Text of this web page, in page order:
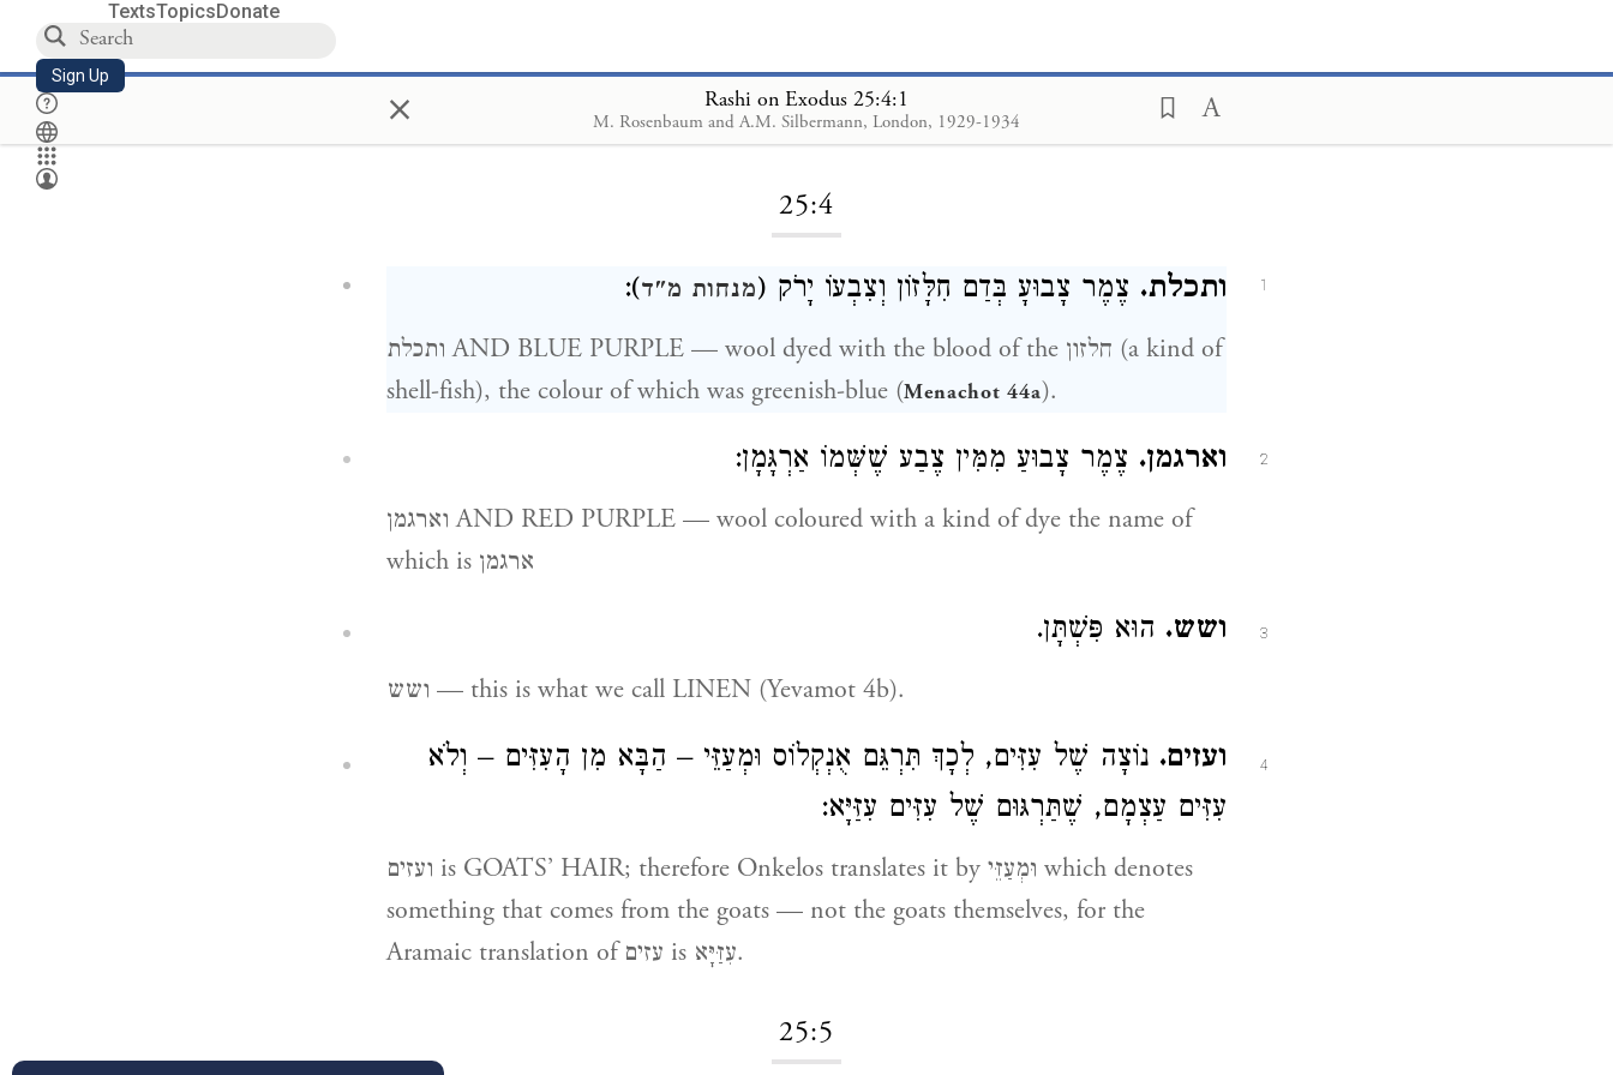
TextsTopicsDonate
Sign Up × Rashi on Exodus 25:4:1
M. Rosenbaum and A.M. Silbermann, London, 1929-1934
Loading...
25:4
1 ותכלת. צֶמֶר צָבוּעָ בְּדַם חִלָּזוֹן וְצִבְעוֹ יָרֹק (מנחות מ"ד):
ותכלת AND BLUE PURPLE — wool dyed with the blood of the חלזון (a kind of
shell-fish), the colour of which was greenish-blue (Menachot 44a).
2 וארגמן. צֶמֶר צָבוּעַ מִמִּין צֶבַע שֶׁשְּׁמוֹ אַרְגָּמָן:
וארגמן AND RED PURPLE — wool coloured with a kind of dye the name of
which is ארגמן
3 ושש. הוּא פִּשְׁתָּן.
ושש — this is what we call LINEN (Yevamot 4b).
4 ועזים. נוֹצָה שֶׁל עִזִּים, לְכָךְ תִּרְגֵּם אֻנְקְלוֹס וּמְעַזֵּי – הַבָּא מִן הָעִזִּים – וְלֹא
עִזִּים עַצְמָם, שֶׁתַּרְגּוּם שֶׁל עִזִּים עִזַּיָּא:
ועזים is GOATS’ HAIR; therefore Onkelos translates it by וּמְעַזֵּי which denotes
something that comes from the goats — not the goats themselves, for the
Aramaic translation of עזים is עִזַּיָּא‎.
25:5